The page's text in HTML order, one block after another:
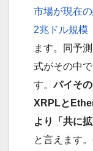
市場が現在
2兆ドル規模
ます。同予
式がその中
す。パイそ
XRPLと
より「共に
と言えます